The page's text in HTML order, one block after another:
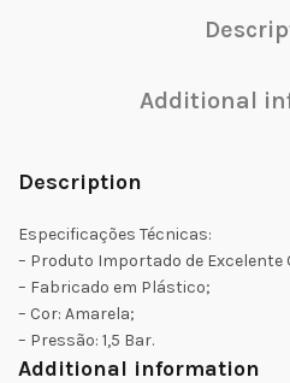
Additional
Description
Especificações Técnicas:
– Produto Importado de Excelente
– Fabricado em Plástico;
– Cor: Amarela;
– Pressão: 1,5 Bar.
Additional information